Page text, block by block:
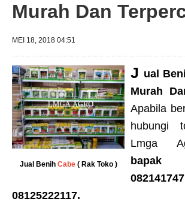
Murah Dan
MEI 18, 2018 04:51
Jual Benih Cabe( Rak Toko )
J ual
Murah
Apabila
hubungi
Lmga
bapak
08125222117.